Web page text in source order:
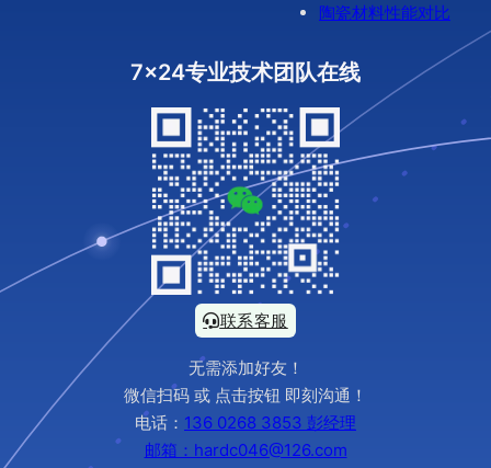
陶瓷材料性能对比
7x24专业技术团队在线
联系客服
无需添加好友！
微信扫码 或 点击按钮 即刻沟通！
电话： 136 0268 3853 彭经理
邮箱：hardc046@126.com